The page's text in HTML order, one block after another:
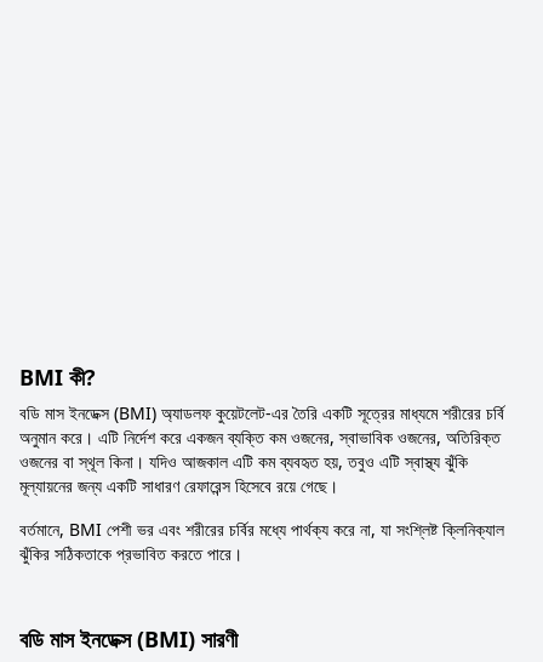
BMI কী?
বডি মাস ইনডেক্স (BMI) অ্যাডলফ কুয়েটলেট-এর তৈরি একটি সূত্রের মাধ্যমে শরীরের চর্বি
অনুমান করে। এটি নির্দেশ করে একজন ব্যক্তি কম ওজনের, স্বাভাবিক ওজনের, অতিরিক্ত
ওজনের বা স্থূল কিনা। যদিও আজকাল এটি কম ব্যবহৃত হয়, তবুও এটি স্বাস্থ্য ঝুঁকি
মূল্যায়নের জন্য একটি সাধারণ রেফারেন্স হিসেবে রয়ে গেছে।
বর্তমানে, BMI পেশী ভর এবং শরীরের চর্বির মধ্যে পার্থক্য করে না, যা সংশ্লিষ্ট ক্লিনিক্যাল
ঝুঁকির সঠিকতাকে প্রভাবিত করতে পারে।
বডি মাস ইনডেক্স (BMI) সারণী